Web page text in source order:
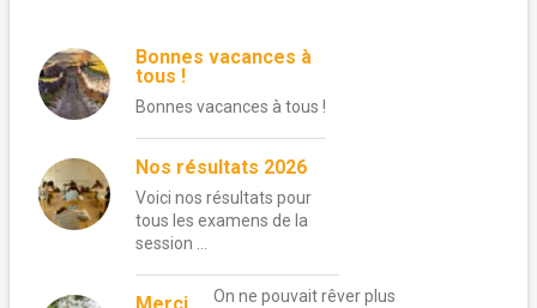
Bonnes vacances à
tous !
Bonnes vacances à tous !
Nos résultats 2026
Voici nos résultats pour
tous les examens de la
session …
On ne pouvait rêver plus